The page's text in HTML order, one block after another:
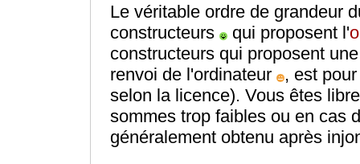
Le véritable ordre de grandeur
constructeurs
qui proposent l'
constructeurs qui proposent
renvoi de l'ordinateur
, est
selon la licence). Vous êtes
sommes trop faibles ou en cas
généralement obtenu après